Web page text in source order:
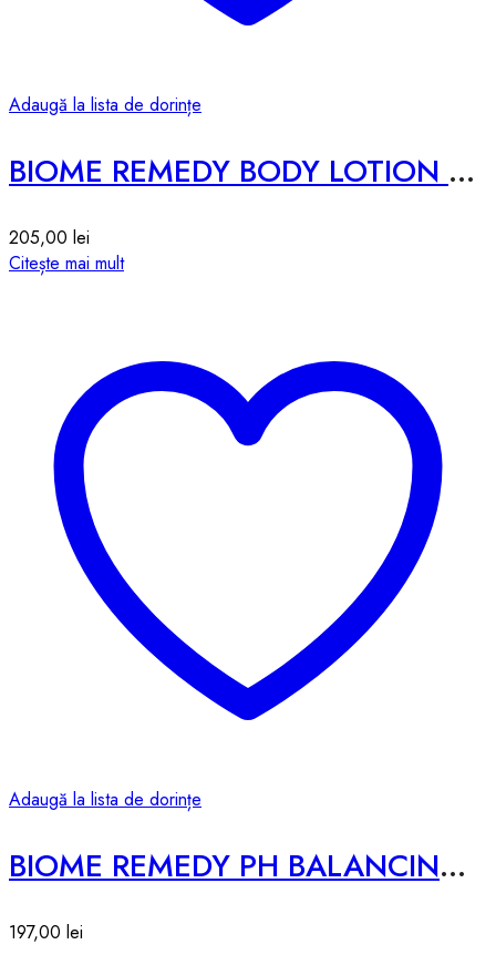
Adaugă la lista de dorințe
BIOME REMEDY BODY LOTION – 500ml
205,00 lei
Citește mai mult
Adaugă la lista de dorințe
BIOME REMEDY PH BALANCING TONER – 300ml
197,00 lei